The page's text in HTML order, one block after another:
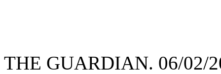
THE GUARDIAN. 06/02/